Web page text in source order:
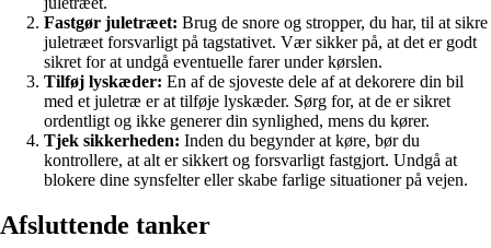
Fastgør juletræet: Brug de snore og stropper, du har, til at sikre
juletræet forsvarligt på tagstativet. Vær sikker på, at det er godt
sikret for at undgå eventuelle farer under kørslen.
Tilføj lyskæder: En af de sjoveste dele af at dekorere din bil
med et juletræ er at tilføje lyskæder. Sørg for, at de er sikret
ordentligt og ikke generer din synlighed, mens du kører.
Tjek sikkerheden: Inden du begynder at køre, bør du
kontrollere, at alt er sikkert og forsvarligt fastgjort. Undgå at
blokere dine synsfelter eller skabe farlige situationer på vejen.
Afsluttende tanker